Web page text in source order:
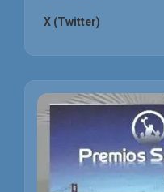
X (Twitter)